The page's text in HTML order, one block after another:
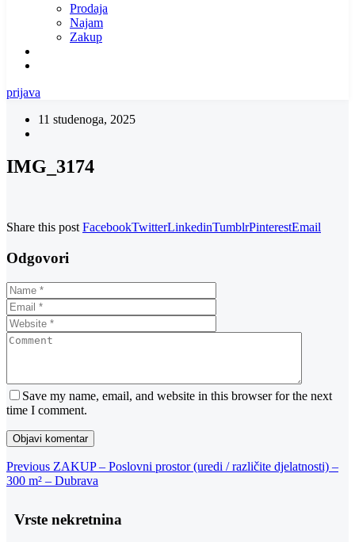
Prodaja
Najam
Zakup
prijava
11 studenoga, 2025
IMG_3174
Share this post FacebookTwitterLinkedinTumblrPinterestEmail
Odgovori
Save my name, email, and website in this browser for the next
time I comment.
Navigacija
objava
Previous
Post
Previous ZAKUP – Poslovni prostor (uredi / različite djelatnosti) –
300 m² – Dubrava
Vrste nekretnina